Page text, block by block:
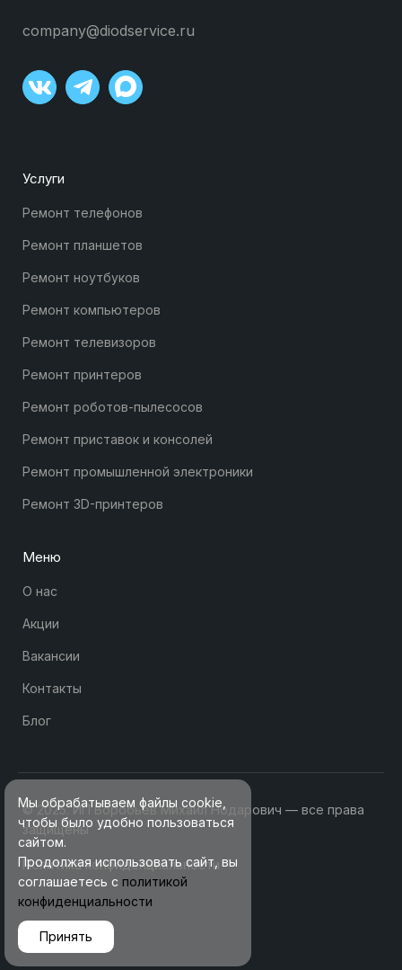
company@diodservice.ru
Услуги
Ремонт телефонов
Ремонт планшетов
Ремонт ноутбуков
Ремонт компьютеров
Ремонт телевизоров
Ремонт принтеров
Ремонт роботов-пылесосов
Ремонт приставок и консолей
Ремонт промышленной электроники
Ремонт 3D-принтеров
Меню
О нас
Акции
Вакансии
Контакты
Блог
© 2025. ИП Воробьев Михаил Нодарович — все права
защищены
Политика конфиденциальности
Мы обрабатываем файлы cookie,
чтобы было удобно пользоваться
сайтом.
Продолжая использовать сайт, вы
соглашаетесь с политикой
конфиденциальности
Принять